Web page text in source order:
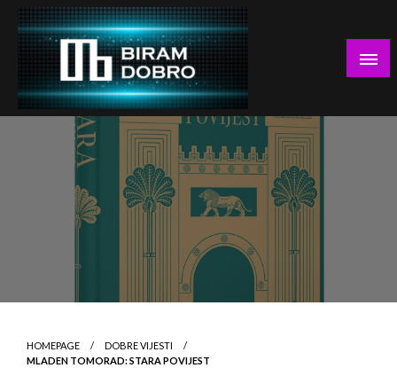
Skip
content
Biram DOBRO
… jer BUDUĆNOST nema drugo IME!
HOMEPAGE
DOBRE VIJESTI
MLADEN TOMORAD: STARA POVIJEST